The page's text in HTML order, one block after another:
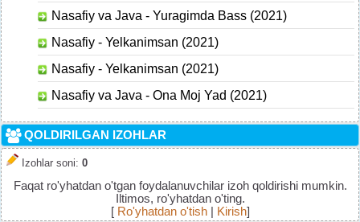
Nasafiy va Java - Yuragimda Bass (2021)
Nasafiy - Yelkanimsan (2021)
Nasafiy - Yelkanimsan (2021)
Nasafiy va Java - Ona Moj Yad (2021)
QOLDIRILGAN IZOHLAR
Izohlar soni: 0
Faqat ro'yhatdan o'tgan foydalanuvchilar izoh qoldirishi mumkin.
Iltimos, ro'yhatdan o'ting.
[ Ro'yhatdan o'tish| Kirish]